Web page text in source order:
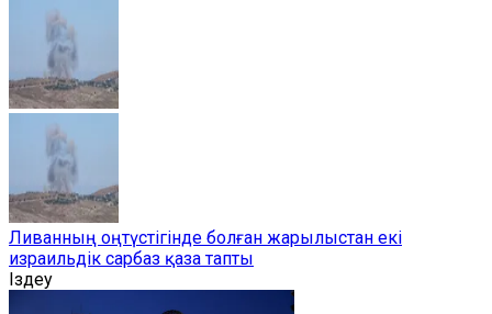
Ливанның оңтүстігінде болған жарылыстан екі
израильдік сарбаз қаза тапты
Іздеу